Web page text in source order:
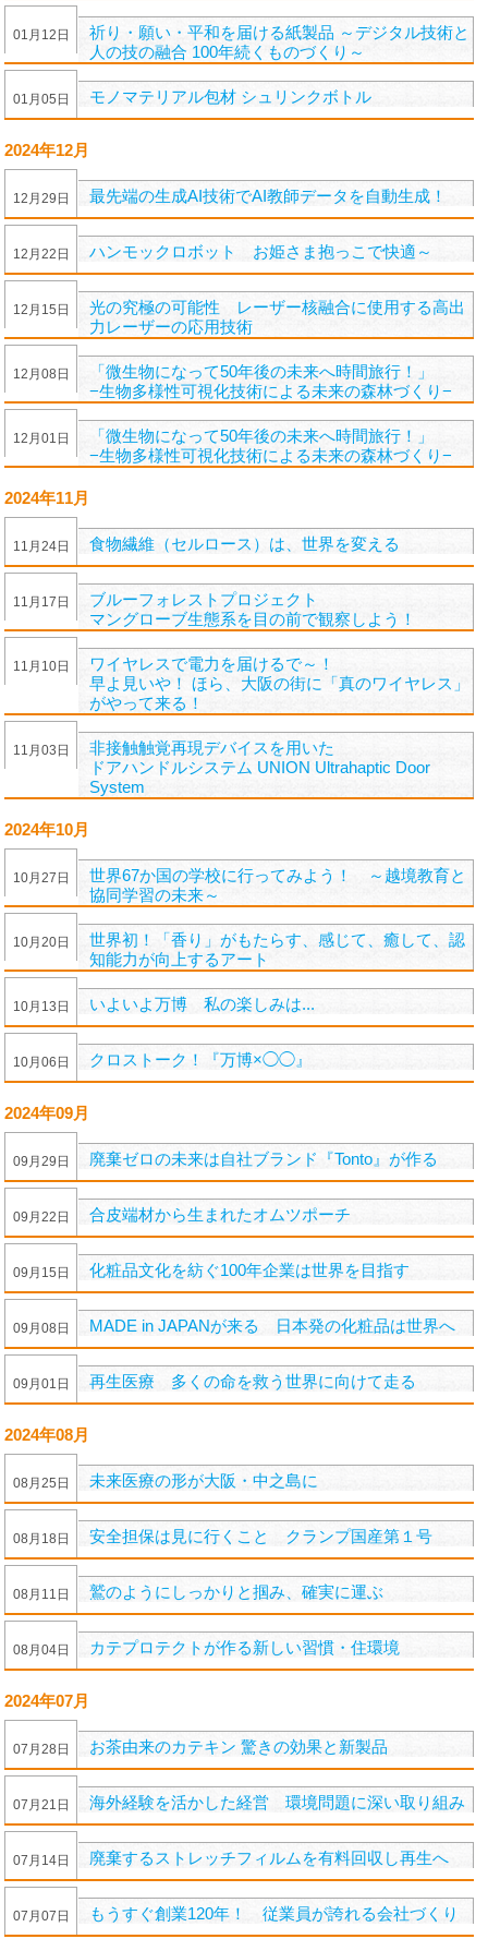
01 月 12 日
祈り・願い・平和を届ける紙製品 ～デジタル技術と
人の技の融合 100年続くものづくり～
01 月 05 日 モノマテリアル包材 シュリンクボトル
2024年12月
12 月 29 日 最先端の生成AI技術でAI教師データを自動生成！
12 月 22 日 ハンモックロボット お姫さま抱っこで快適～
12 月 15 日
光の究極の可能性 レーザー核融合に使用する高出
力レーザーの応用技術
12 月 08 日
「微生物になって50年後の未来へ時間旅行！」
−生物多様性可視化技術による未来の森林づくり−
12 月 01 日
「微生物になって50年後の未来へ時間旅行！」
−生物多様性可視化技術による未来の森林づくり−
2024年11月
11 月 24日 食物繊維（セルロース）は、世界を変える
11 月 17 日
ブルーフォレストプロジェクト
マングローブ生態系を目の前で観察しよう！
11 月 10日
ワイヤレスで電力を届けるで～！
早よ見いや！ ほら、大阪の街に「真のワイヤレス」
がやって来る！
11 月 03 日
非接触触覚再現デバイスを用いた
ドアハンドルシステム UNION Ultrahaptic Door
System
2024年10月
10月 27 日
世界67か国の学校に行ってみよう！ ～越境教育と
協同学習の未来～
10月 20日
世界初！「香り」がもたらす、感じて、癒して、認
知能力が向上するアート
10月 13 日 いよいよ万博 私の楽しみは...
10月 06 日 クロストーク！『万博×◯◯』
2024年09月
09 月 29 日 廃棄ゼロの未来は自社ブランド『Tonto』が作る
09 月 22 日 合皮端材から生まれたオムツポーチ
09 月 15 日 化粧品文化を紡ぐ100年企業は世界を目指す
09 月 08 日 MADE in JAPANが来る 日本発の化粧品は世界へ
09 月 01 日 再生医療 多くの命を救う世界に向けて走る
2024年08月
08 月 25 日 未来医療の形が大阪・中之島に
08 月 18 日 安全担保は見に行くこと クランプ国産第１号
08 月 11 日 鷲のようにしっかりと掴み、確実に運ぶ
08 月 04日 カテプロテクトが作る新しい習慣・住環境
2024年07月
07 月 28 日 お茶由来のカテキン 驚きの効果と新製品
07 月 21 日 海外経験を活かした経営 環境問題に深い取り組み
07 月 14日 廃棄するストレッチフィルムを有料回収し再生へ
07 月 07 日 もうすぐ創業120年！ 従業員が誇れる会社づくり